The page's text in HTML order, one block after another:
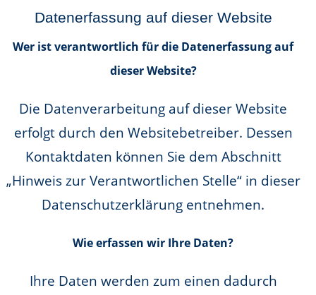
Datenerfassung auf dieser Website
Wer ist verantwortlich für die Datenerfassung auf
dieser Website?
Die Datenverarbeitung auf dieser Website
erfolgt durch den Websitebetreiber. Dessen
Kontaktdaten können Sie dem Abschnitt
„Hinweis zur Verantwortlichen Stelle“ in dieser
Datenschutzerklärung entnehmen.
Wie erfassen wir Ihre Daten?
Ihre Daten werden zum einen dadurch